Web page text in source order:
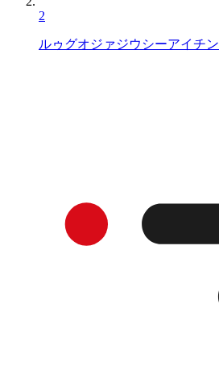
2
ルゥグオジァジウシーアイチン